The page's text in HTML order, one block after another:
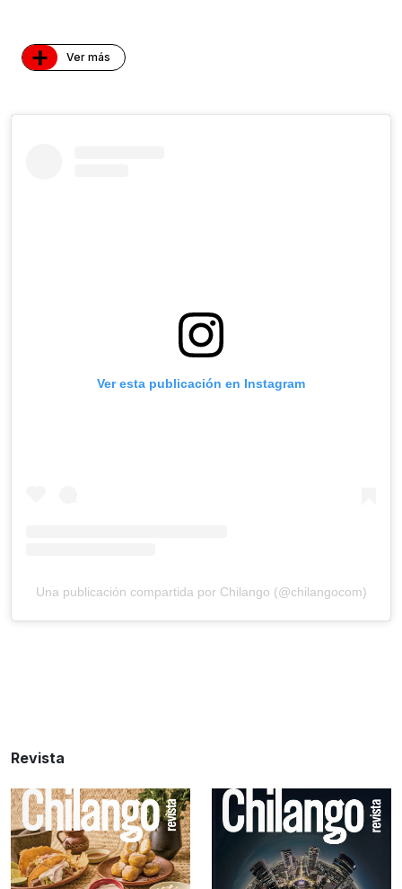
+ Ver más
Ver esta publicación en Instagram
Una publicación compartida por Chilango (@chilangocom)
Revista